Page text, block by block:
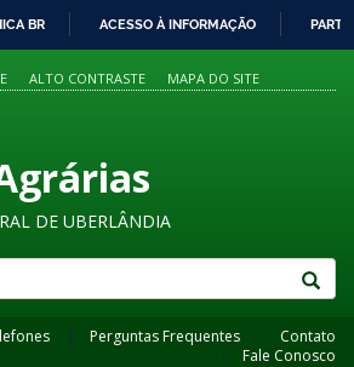
PARA
O
BR ACESSO À INFORMAÇÃO
ALTO CONTRASTE MAPA DO SITE
DE UBERLÂNDIA
Perguntas Frequentes
Contato
Fale Conosco